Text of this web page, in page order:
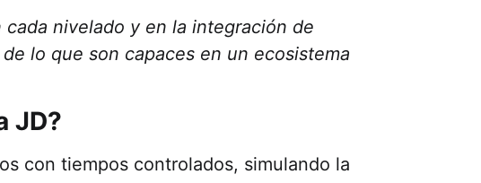
nivelado y en la integración de
lo que son capaces en un ecosistema
JD?
con tiempos controlados, simulando la